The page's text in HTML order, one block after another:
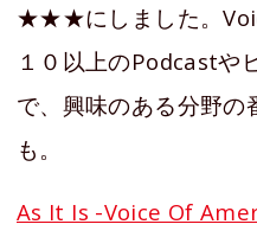
★★★にしました。
１０以上のPodcastや
で、興味のある分野の
も。
As It Is -Voice Of